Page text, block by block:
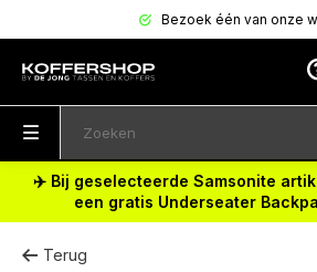
Bezoek één van onze
✈️ Bij geselecteerde Samsonite
een gratis Underseater
Terug